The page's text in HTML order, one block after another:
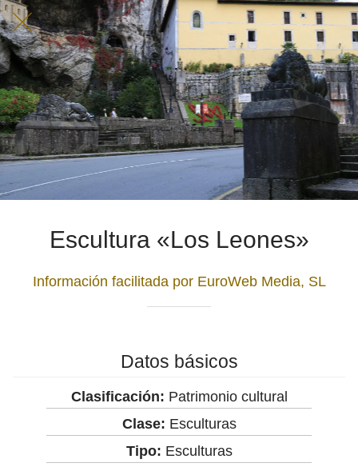
Escultura «Los Leones»
Información facilitada por EuroWeb Media, SL
Datos básicos
Clasificación: Patrimonio cultural
Clase: Esculturas
Tipo: Esculturas